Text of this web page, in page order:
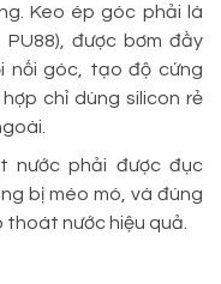
Keo ép góc phải là
được bơm đầy
nối góc, tạo độ cứng
chỉ dùng silicon rẻ
nước phải được đục
bị méo mó, và đúng
nước hiệu quả.